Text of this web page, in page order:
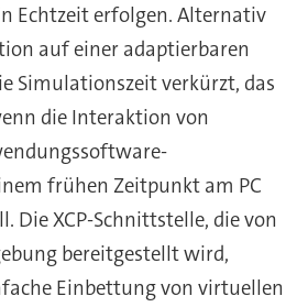
Echtzeit erfolgen. Alternativ
auf einer adaptierbaren
Simulationszeit verkürzt, das
die Interaktion von
frühen Zeitpunkt am PC
Die XCP-Schnittstelle, die von
bereitgestellt wird,
Einbettung von virtuellen